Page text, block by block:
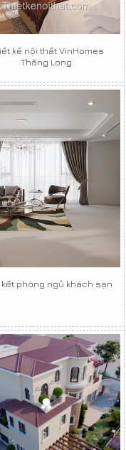
kế nội thất VinHomes
Thăng Long
phòng ngủ khách sạn